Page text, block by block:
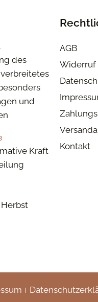
des
verbreitetes
und
Kraft
AGB
Widerruf
Kontakt